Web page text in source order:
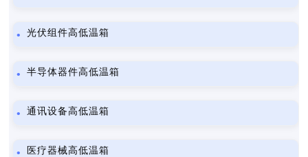
光伏组件高低温箱
半导体器件高低温箱
通讯设备高低温箱
医疗器械高低温箱